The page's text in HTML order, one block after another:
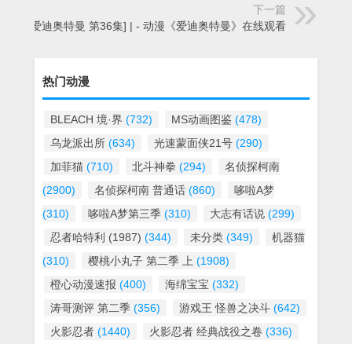
下一篇
[爱迪奥特曼 第36集] | - 动漫《爱迪奥特曼》在线观看
热门动漫
BLEACH 境·界 (732) MS动画图鉴 (478)
乌龙派出所 (634) 光速蒙面侠21号 (290)
加菲猫 (710) 北斗神拳 (294)
名侦探柯南
(2900)
名侦探柯南 普通话 (860)
哆啦A梦
(310)
哆啦A梦第三季 (310) 大志有话说 (299)
忍者哈特利 (1987) (344) 未分类 (349)
机器猫
(310)
樱桃小丸子 第二季 上 (1908)
橙心动漫速报 (400) 海绵宝宝 (332)
涛哥测评 第二季 (356) 游戏王 怪兽之决斗 (642)
火影忍者 (1440) 火影忍者 经典战役之卷 (336)